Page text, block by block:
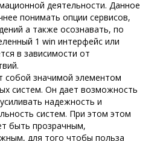
деятельности. Данное
понимать опции сервисов,
а также осознавать, по
1 win интерфейс или
в зависимости от
собой значимой элементом
систем. Он дает возможность
надежность и
систем. При этом этом
быть прозрачным,
для того чтобы польза